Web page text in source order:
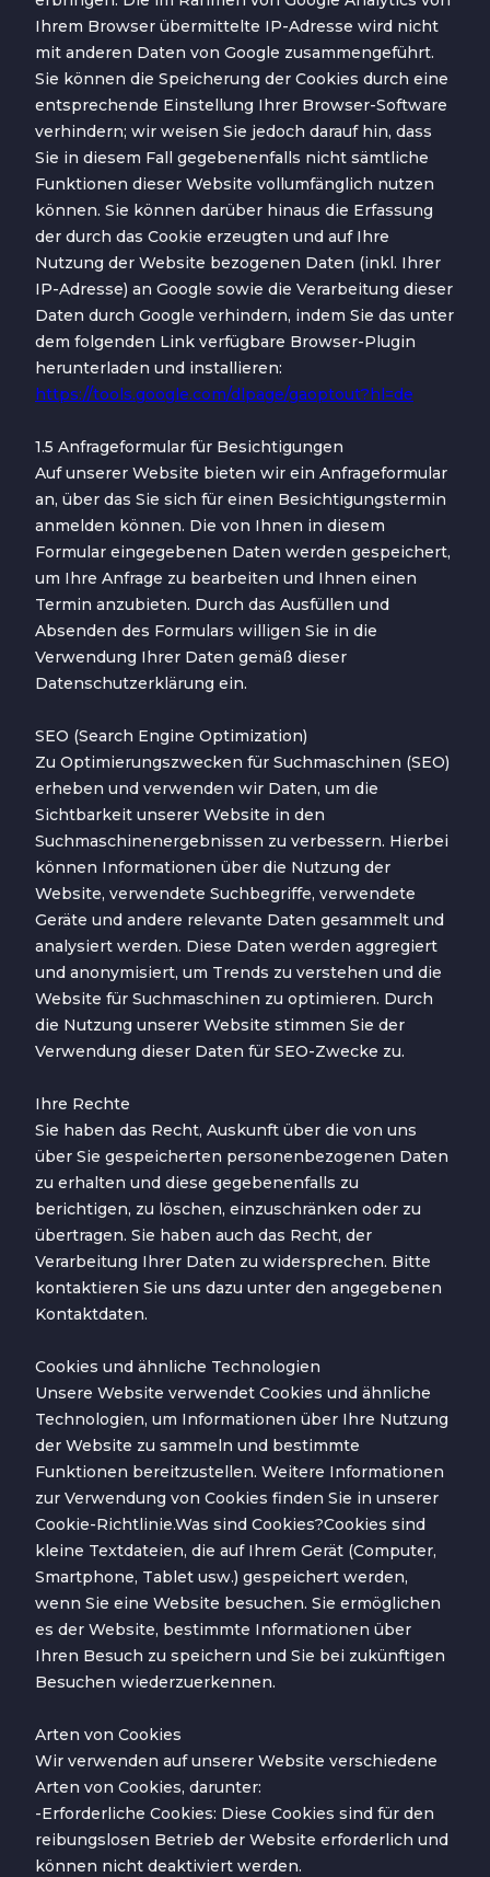
Ihrem Browser übermittelte IP-Adresse wird nicht
mit anderen Daten von Google zusammengeführt.
Sie können die Speicherung der Cookies durch eine
entsprechende Einstellung Ihrer Browser-Software
verhindern; wir weisen Sie jedoch darauf hin, dass
Sie in diesem Fall gegebenenfalls nicht sämtliche
Funktionen dieser Website vollumfänglich nutzen
können. Sie können darüber hinaus die Erfassung
der durch das Cookie erzeugten und auf Ihre
Nutzung der Website bezogenen Daten (inkl. Ihrer
IP-Adresse) an Google sowie die Verarbeitung dieser
Daten durch Google verhindern, indem Sie das unter
dem folgenden Link verfügbare Browser-Plugin
herunterladen und installieren:
https://tools.google.com/dlpage/gaoptout?hl=de
1.5 Anfrageformular für Besichtigungen
Auf unserer Website bieten wir ein Anfrageformular
an, über das Sie sich für einen Besichtigungstermin
anmelden können. Die von Ihnen in diesem
Formular eingegebenen Daten werden gespeichert,
um Ihre Anfrage zu bearbeiten und Ihnen einen
Termin anzubieten. Durch das Ausfüllen und
Absenden des Formulars willigen Sie in die
Verwendung Ihrer Daten gemäß dieser
Datenschutzerklärung ein.
SEO (Search Engine Optimization)
Zu Optimierungszwecken für Suchmaschinen (SEO)
erheben und verwenden wir Daten, um die
Sichtbarkeit unserer Website in den
Suchmaschinenergebnissen zu verbessern. Hierbei
können Informationen über die Nutzung der
Website, verwendete Suchbegriffe, verwendete
Geräte und andere relevante Daten gesammelt und
analysiert werden. Diese Daten werden aggregiert
und anonymisiert, um Trends zu verstehen und die
Website für Suchmaschinen zu optimieren. Durch
die Nutzung unserer Website stimmen Sie der
Verwendung dieser Daten für SEO-Zwecke zu.
Ihre Rechte
Sie haben das Recht, Auskunft über die von uns
über Sie gespeicherten personenbezogenen Daten
zu erhalten und diese gegebenenfalls zu
berichtigen, zu löschen, einzuschränken oder zu
übertragen. Sie haben auch das Recht, der
Verarbeitung Ihrer Daten zu widersprechen. Bitte
kontaktieren Sie uns dazu unter den angegebenen
Kontaktdaten.
Cookies und ähnliche Technologien
Unsere Website verwendet Cookies und ähnliche
Technologien, um Informationen über Ihre Nutzung
der Website zu sammeln und bestimmte
Funktionen bereitzustellen. Weitere Informationen
zur Verwendung von Cookies finden Sie in unserer
Cookie-Richtlinie.Was sind Cookies?Cookies sind
kleine Textdateien, die auf Ihrem Gerät (Computer,
Smartphone, Tablet usw.) gespeichert werden,
wenn Sie eine Website besuchen. Sie ermöglichen
es der Website, bestimmte Informationen über
Ihren Besuch zu speichern und Sie bei zukünftigen
Besuchen wiederzuerkennen.
Arten von Cookies
Wir verwenden auf unserer Website verschiedene
Arten von Cookies, darunter:
-Erforderliche Cookies: Diese Cookies sind für den
reibungslosen Betrieb der Website erforderlich und
können nicht deaktiviert werden.